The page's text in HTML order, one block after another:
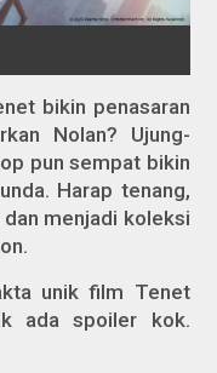
bikin penasaran
Nolan? Ujung-
pun sempat bikin
Harap tenang,
dan menjadi koleksi
unik film Tenet
ada spoiler kok.